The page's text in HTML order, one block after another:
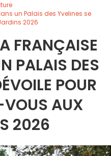
un Palais des Yvelines se
2026
FRANÇAISE
PALAIS DES
POUR
VOUS AUX
2026